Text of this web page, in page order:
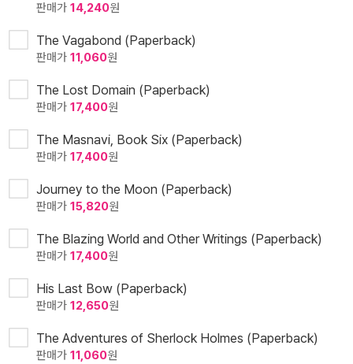
판매가 14,240원
The Vagabond (Paperback)
판매가 11,060원
The Lost Domain (Paperback)
판매가 17,400원
The Masnavi, Book Six (Paperback)
판매가 17,400원
Journey to the Moon (Paperback)
판매가 15,820원
The Blazing World and Other Writings (Paperback)
판매가 17,400원
His Last Bow (Paperback)
판매가 12,650원
The Adventures of Sherlock Holmes (Paperback)
판매가 11,060원